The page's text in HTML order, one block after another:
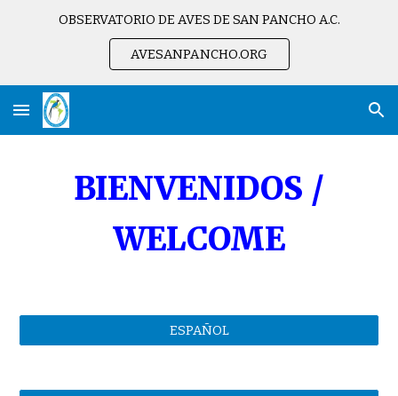
OBSERVATORIO DE AVES DE SAN PANCHO A.C.
AVESANPANCHO.ORG
BIENVENIDOS /
WELCOME
ESPAÑOL